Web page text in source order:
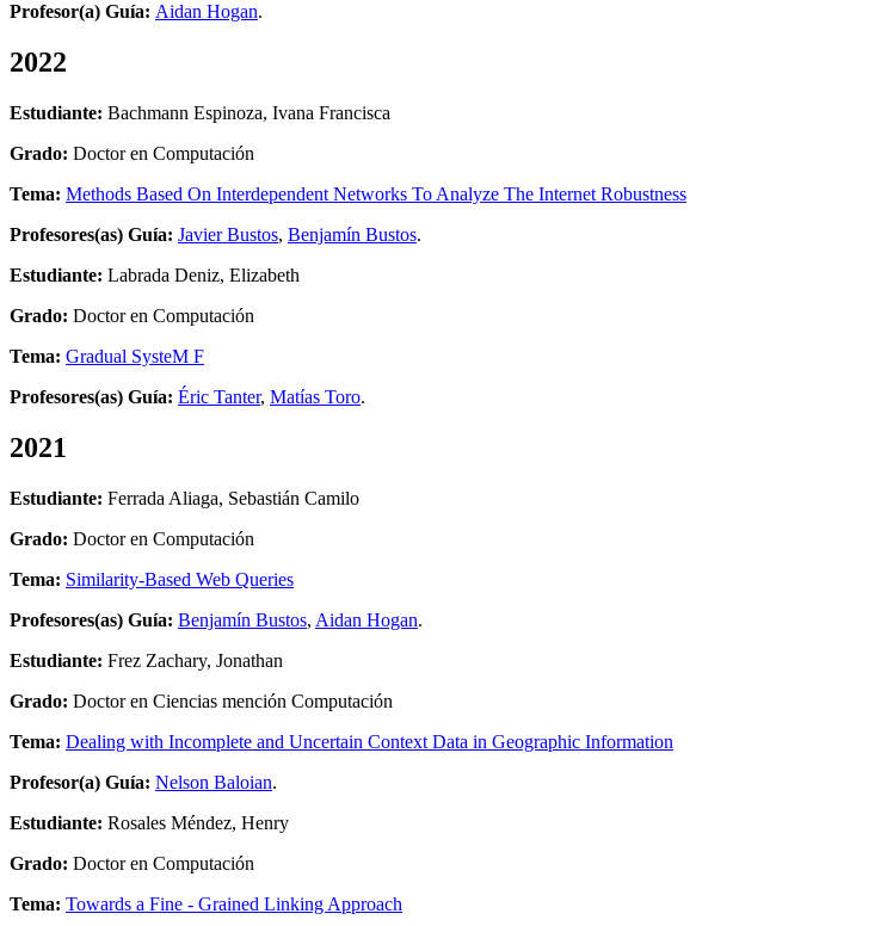
Profesor(a) Guía: Aidan Hogan.
2022
Estudiante: Bachmann Espinoza, Ivana Francisca
Grado: Doctor en Computación
Tema: Methods Based On Interdependent Networks To Analyze The Internet Robustness
Profesores(as) Guía: Javier Bustos, Benjamín Bustos.
Estudiante: Labrada Deniz, Elizabeth
Grado: Doctor en Computación
Tema: Gradual SysteM F
Profesores(as) Guía: Éric Tanter, Matías Toro.
2021
Estudiante: Ferrada Aliaga, Sebastián Camilo
Grado: Doctor en Computación
Tema: Similarity-Based Web Queries
Profesores(as) Guía: Benjamín Bustos, Aidan Hogan.
Estudiante: Frez Zachary, Jonathan
Grado: Doctor en Ciencias mención Computación
Tema: Dealing with Incomplete and Uncertain Context Data in Geographic Information
Profesor(a) Guía: Nelson Baloian.
Estudiante: Rosales Méndez, Henry
Grado: Doctor en Computación
Tema: Towards a Fine - Grained Linking Approach